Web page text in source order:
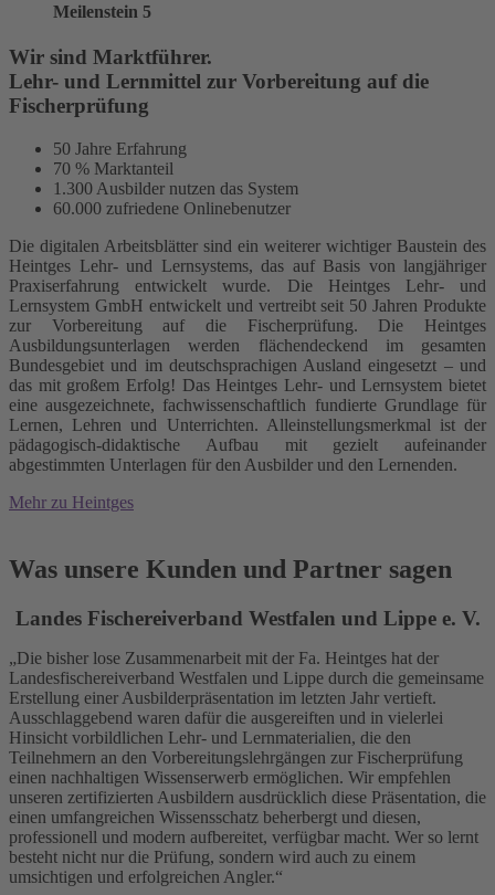
Meilenstein 5
Wir sind Marktführer.
Lehr- und Lernmittel zur Vorbereitung auf die
Fischerprüfung
50 Jahre Erfahrung
70 % Marktanteil
1.300 Ausbilder nutzen das System
60.000 zufriedene Onlinebenutzer
Die digitalen Arbeitsblätter sind ein weiterer wichtiger Baustein des
Heintges Lehr- und Lernsystems, das auf Basis von langjähriger
Praxiserfahrung entwickelt wurde. Die Heintges Lehr- und
Lernsystem GmbH entwickelt und vertreibt seit 50 Jahren Produkte
zur Vorbereitung auf die Fischerprüfung. Die Heintges
Ausbildungsunterlagen werden flächendeckend im gesamten
Bundesgebiet und im deutschsprachigen Ausland eingesetzt – und
das mit großem Erfolg! Das Heintges Lehr- und Lernsystem bietet
eine ausgezeichnete, fachwissenschaftlich fundierte Grundlage für
Lernen, Lehren und Unterrichten. Alleinstellungsmerkmal ist der
pädagogisch-didaktische Aufbau mit gezielt aufeinander
abgestimmten Unterlagen für den Ausbilder und den Lernenden.
Mehr zu Heintges
Was unsere Kunden und Partner sagen
Landes Fischereiverband Westfalen und Lippe e. V.
„Die bisher lose Zusammenarbeit mit der Fa. Heintges hat der
Landesfischereiverband Westfalen und Lippe durch die gemeinsame
Erstellung einer Ausbilderpräsentation im letzten Jahr vertieft.
Ausschlaggebend waren dafür die ausgereiften und in vielerlei
Hinsicht vorbildlichen Lehr- und Lernmaterialien, die den
Teilnehmern an den Vorbereitungslehrgängen zur Fischerprüfung
einen nachhaltigen Wissenserwerb ermöglichen. Wir empfehlen
unseren zertifizierten Ausbildern ausdrücklich diese Präsentation, die
einen umfangreichen Wissensschatz beherbergt und diesen,
professionell und modern aufbereitet, verfügbar macht. Wer so lernt
besteht nicht nur die Prüfung, sondern wird auch zu einem
umsichtigen und erfolgreichen Angler.“